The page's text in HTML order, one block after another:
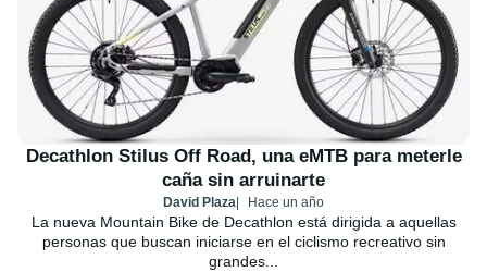
Decathlon Stilus Off Road, una eMTB para meterle
caña sin arruinarte
David Plaza Hace un año
La nueva Mountain Bike de Decathlon está dirigida a aquellas
personas que buscan iniciarse en el ciclismo recreativo sin
grandes...